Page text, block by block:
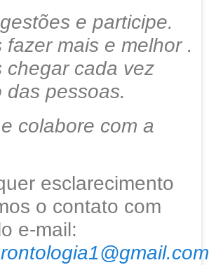
e participe.
fazer mais e melhor .
chegar cada vez
das pessoas.
colabore com a
esclarecimento
o contato com
e-mail: